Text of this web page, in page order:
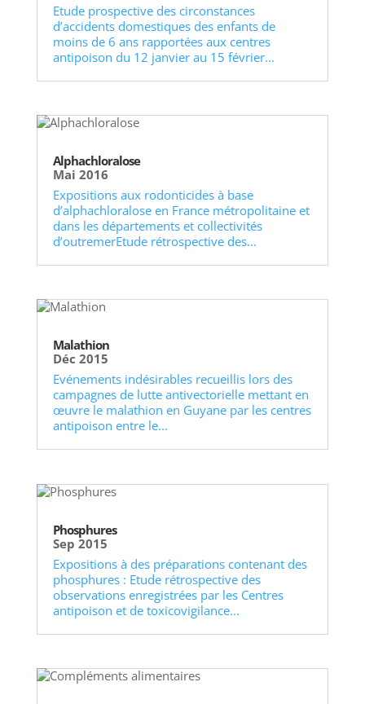
Etude prospective des circonstances
d’accidents domestiques des enfants de
moins de 6 ans rapportées aux centres
antipoison du 12 janvier au 15 février...
Alphachloralose
Mai 2016
Expositions aux rodonticides à base
d’alphachloralose en France métropolitaine et
dans les départements et collectivités
d’outremerEtude rétrospective des...
Malathion
Déc 2015
Evénements indésirables recueillis lors des
campagnes de lutte antivectorielle mettant en
œuvre le malathion en Guyane par les centres
antipoison entre le...
Phosphures
Sep 2015
Expositions à des préparations contenant des
phosphures : Etude rétrospective des
observations enregistrées par les Centres
antipoison et de toxicovigilance...